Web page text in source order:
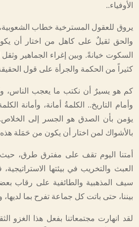
الأوفياء..
يروق للعقول المسترخية خطاب
والحق ثقيلٌ على كاهل من اختار أن
السكوت خيانةً. وبين إغراء الجماهير
كثيراً من الحكمة والجرأة على قول
كم هو يسيرٌ أن نكتب ما يعجب الناس،
وأمام التاريخ.. الكلمةُ أمانة، وأمانة
يؤمن بأن الصدق هو الجسر إلى الخلاص.
بالأشواك لمن اختار أن يكون من حَمَلة هذه
أمتنا اليوم تقف على مفترق طرق،
العبث والتخريب في بيئتها
سيف المذهبية والطائفية على رقاب
بيننا، حتى باتت كل جماعة تفرح بما
لقد انهارت مجتمعاتنا بفعل هذا الغزو